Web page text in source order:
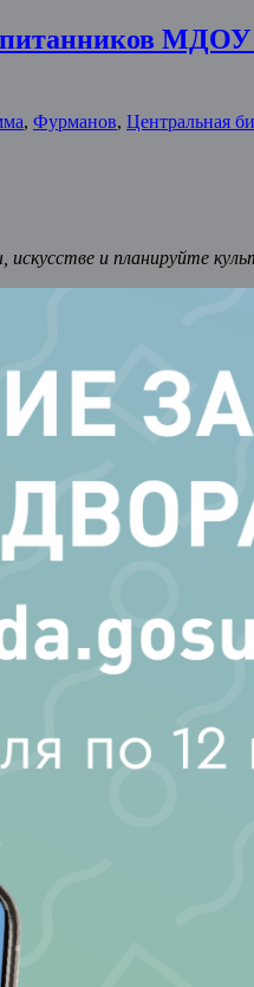
, Фурманов, Центральная
и планируйте